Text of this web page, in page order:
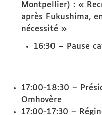
Montpellier) : «
après Fukushima,
nécessité »
16:30 – Pause
17:00-18:30 –
Omhovère
17:00-17:30 –